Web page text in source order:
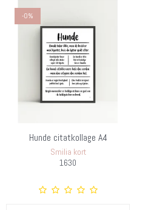
-0%
Hunde citatkollage A4
Smilia kort
1630